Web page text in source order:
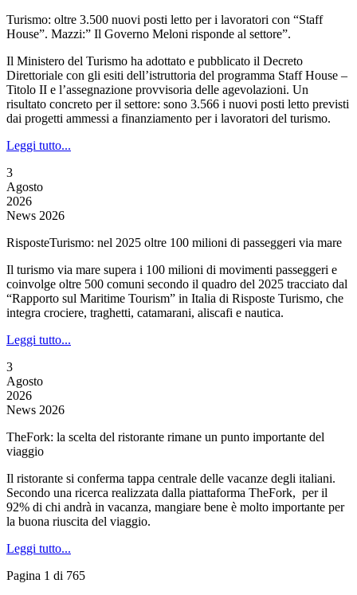
Turismo: oltre 3.500 nuovi posti letto per i lavoratori con “Staff
House”. Mazzi:” Il Governo Meloni risponde al settore”.
Il Ministero del Turismo ha adottato e pubblicato il Decreto
Direttoriale con gli esiti dell’istruttoria del programma Staff House –
Titolo II e l’assegnazione provvisoria delle agevolazioni. Un
risultato concreto per il settore: sono 3.566 i nuovi posti letto previsti
dai progetti ammessi a finanziamento per i lavoratori del turismo.
Leggi tutto...
3
Agosto
2026
News 2026
RisposteTurismo: nel 2025 oltre 100 milioni di passeggeri via mare
Il turismo via mare supera i 100 milioni di movimenti passeggeri e
coinvolge oltre 500 comuni secondo il quadro del 2025 tracciato dal
“Rapporto sul Maritime Tourism” in Italia di Risposte Turismo, che
integra crociere, traghetti, catamarani, aliscafi e nautica.
Leggi tutto...
3
Agosto
2026
News 2026
TheFork: la scelta del ristorante rimane un punto importante del
viaggio
Il ristorante si conferma tappa centrale delle vacanze degli italiani.
Secondo una ricerca realizzata dalla piattaforma TheFork, per il
92% di chi andrà in vacanza, mangiare bene è molto importante per
la buona riuscita del viaggio.
Leggi tutto...
Pagina 1 di 765